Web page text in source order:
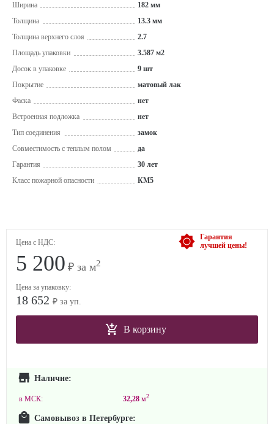
Ширина
182 мм
Толщина
13.3 мм
Толщина верхнего слоя
2.7
Площадь упаковки
3.587 м2
Досок в упаковке
9 шт
Покрытие
матовый лак
Фаска
нет
Встроенная подложка
нет
Тип соединения
замок
Совместимость с теплым полом
да
Гарантия
30 лет
Класс пожарной опасности
КМ5
Гарантия
лучшей цены!
Цена с НДС:
5 200 ₽ за м2
Цена за упаковку:
18 652 ₽ за уп.
В корзину
Наличие:
в МСК: 32,28 м2
Самовывоз в Петербурге: